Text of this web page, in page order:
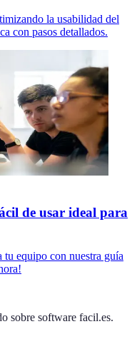
la usabilidad del
con pasos detallados.
de usar ideal para
equipo con nuestra guía
sobre software facil.es.